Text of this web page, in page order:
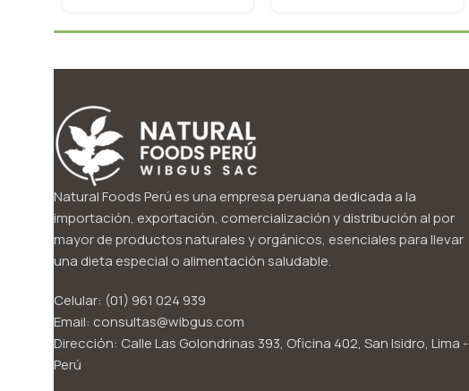
Natural Foods Perú es una empresa peruana dedicada a la
importación, exportación, comercialización y distribución al por
mayor de productos naturales y orgánicos, esenciales para llevar
una dieta especial o alimentación saludable.
Celular: (01) 961 024 939
Email: consultas@wibgus.com
Dirección: Calle Las Golondrinas 393, Oficina 402, San Isidro, Lima -
Perú